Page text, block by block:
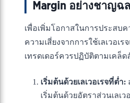
Margin อย่างชาญฉ
เพื่อเพิ่มโอกาสในการประสบ
ความเสี่ยงจากการใช้เลเวอเร
เทรดเดอร์ควรปฏิบัติตามเคล็ด
เริ่มต้นด้วยเลเวอเรจที่ต่ำ:
เริ่มต้นด้วยอัตราส่วนเลเว